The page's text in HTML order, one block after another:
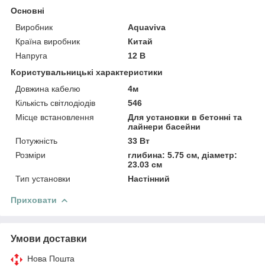
Основні
Виробник
Aquaviva
Країна виробник
Китай
Напруга
12 В
Користувальницькі характеристики
Довжина кабелю
4м
Кількість світлодіодів
546
Місце встановлення
Для установки в бетонні та
лайнери басейни
Потужність
33 Вт
Розміри
глибина: 5.75 см, діаметр:
23.03 см
Тип установки
Настінний
Приховати
Умови доставки
Нова Пошта